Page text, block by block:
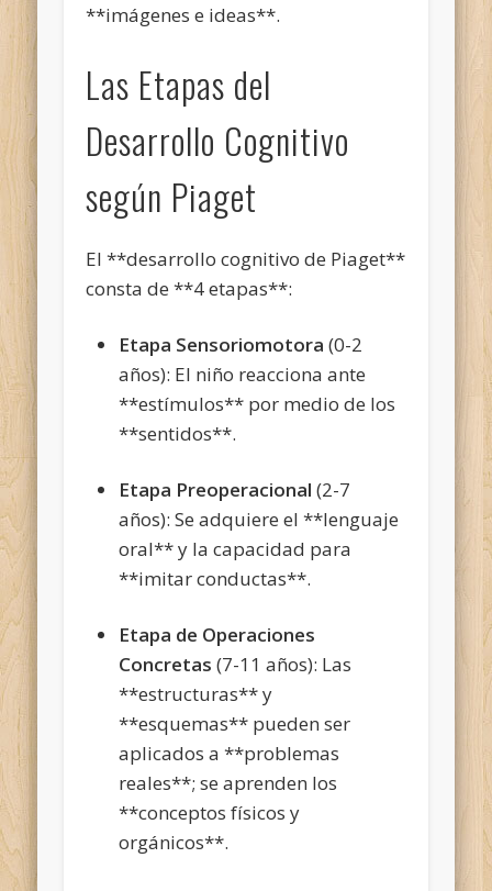
**imágenes e ideas**.
Las Etapas del
Desarrollo Cognitivo
según Piaget
El **desarrollo cognitivode Piaget**
consta de **4 etapas**:
Etapa Sensoriomotora (0-2
años): El niño reacciona ante
**estímulos** por medio de los
**sentidos**.
Etapa Preoperacional (2-7
años): Se adquiere el **lenguaje
oral** y la capacidad para
**imitar conductas**.
Etapa de Operaciones
Concretas (7-11 años): Las
**estructuras** y
**esquemas** pueden ser
aplicados a **problemas
reales**; se aprenden los
**conceptos físicos y
orgánicos**.